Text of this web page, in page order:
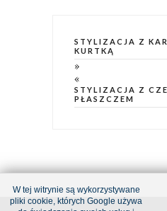
STYLIZACJA Z
KURTKĄ
»
«
STYLIZACJA Z
PŁASZCZEM
W tej witrynie są wykorzystywane
pliki cookie, których Google używa